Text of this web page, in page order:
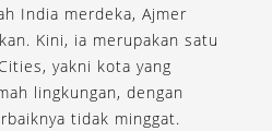
India merdeka, Ajmer
Kini, ia merupakan satu
yakni kota yang
lingkungan, dengan
tidak minggat.